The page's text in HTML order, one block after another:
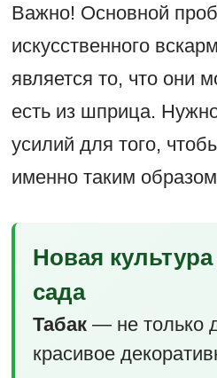
Важно! Основной
искусственного
является то, что они
есть из шприца.
усилий для того,
именно таким
Новая
сада
Табак— не только
красивое